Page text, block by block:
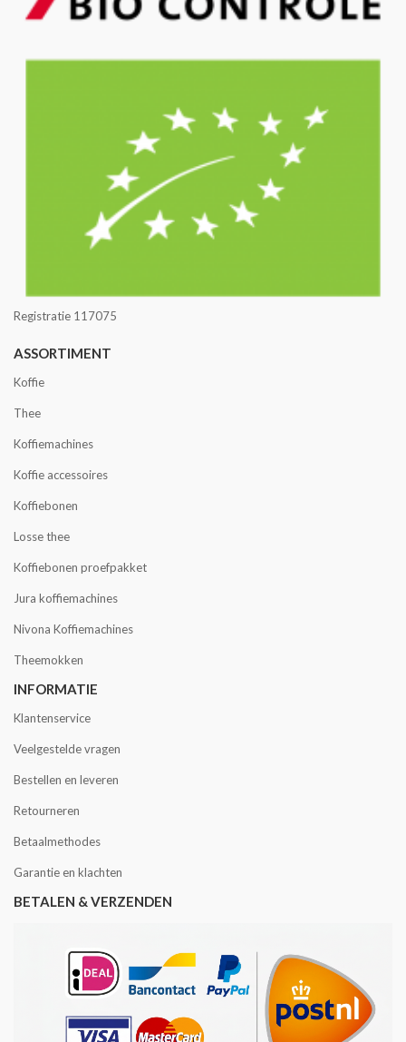
Registratie 117075
ASSORTIMENT
Koffie
Thee
Koffiemachines
Koffie accessoires
Koffiebonen
Losse thee
Koffiebonen proefpakket
Jura koffiemachines
Nivona Koffiemachines
Theemokken
INFORMATIE
Klantenservice
Veelgestelde vragen
Bestellen en leveren
Retourneren
Betaalmethodes
Garantie en klachten
BETALEN & VERZENDEN